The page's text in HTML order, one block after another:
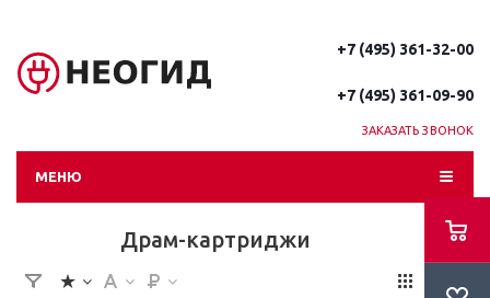
+7 (495) 361-32-00
+7 (495) 361-09-90
ЗАКАЗАТЬ ЗВОНОК
МЕНЮ
Драм-картриджи